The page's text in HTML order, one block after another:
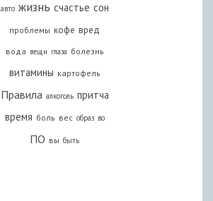
авто жизнь счастье сон
проблемы кофе вред
вода вещи глаза болезнь
витамины картофель
Правила алкоголь притча
время боль вес образ во
ПО вы быть